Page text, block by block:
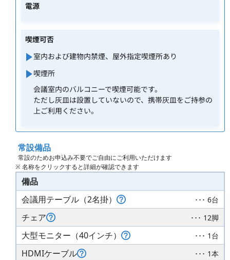
電源
喫煙可否
室内および建物内禁煙、屋外指定喫煙所あり
喫煙所
会議室内のバルコニーで喫煙可能です。
ただし灰皿は設置していないので、携帯灰皿をご持参の
上ご利用ください。
常設備品
常設のためお申込み不要でご自由にご利用いただけます
※ 名称をクリックすると詳細が確認できます
備品
会議用テーブル（2名掛）
･･･ 6台
チェア ･･･ 12脚
大型モニター（40インチ） ･･･ 1台
HDMIケーブル ･･･ 1本